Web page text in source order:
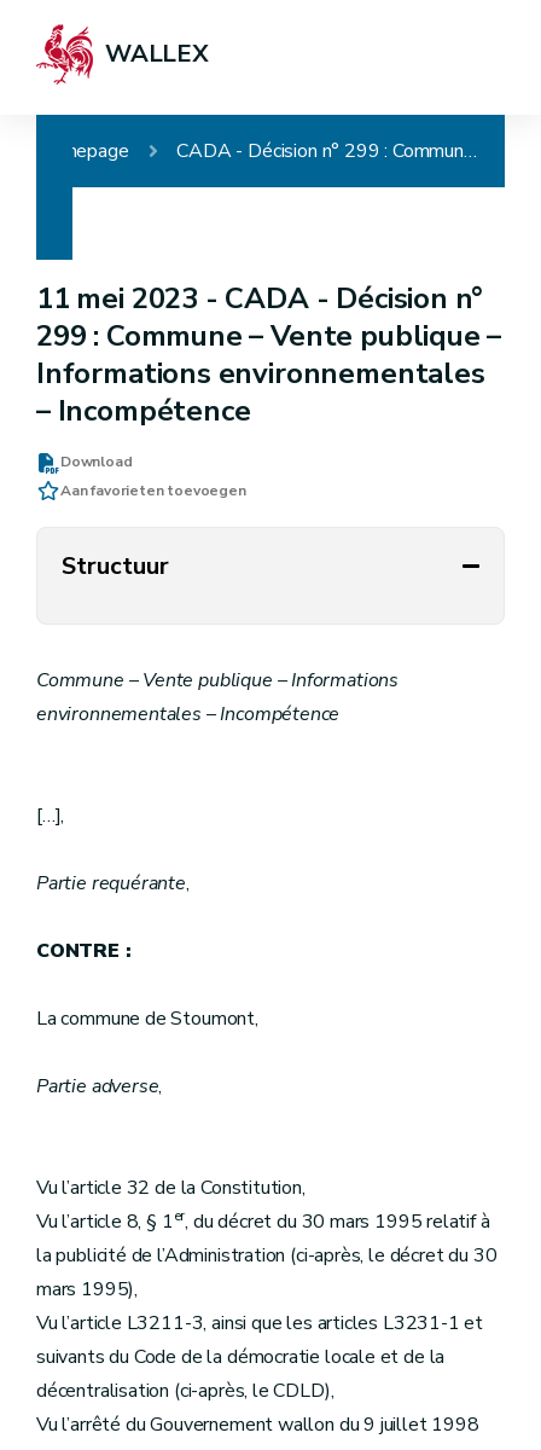
WALLEX
Homepage CADA - Décision n° 299 : Commune – Vente publique – Informations environnementales – Incompétence
11 mei 2023 - CADA - Décision n°
299 : Commune – Vente publique –
Informations environnementales
– Incompétence
Download
Aan favorieten toevoegen
Structuur
Commune – Vente publique – Informations
environnementales – Incompétence
[…],
Partie requérante,
CONTRE :
La commune de Stoumont,
Partie adverse,
Vu l’article 32 de la Constitution,
Vu l’article 8, § 1er, du décret du 30 mars 1995 relatif à
la publicité de l’Administration (ci-après, le décret du 30
mars 1995),
Vu l’article L3211-3, ainsi que les articles L3231-1 et
suivants du Code de la démocratie locale et de la
décentralisation (ci-après, le CDLD),
Vu l’arrêté du Gouvernement wallon du 9 juillet 1998